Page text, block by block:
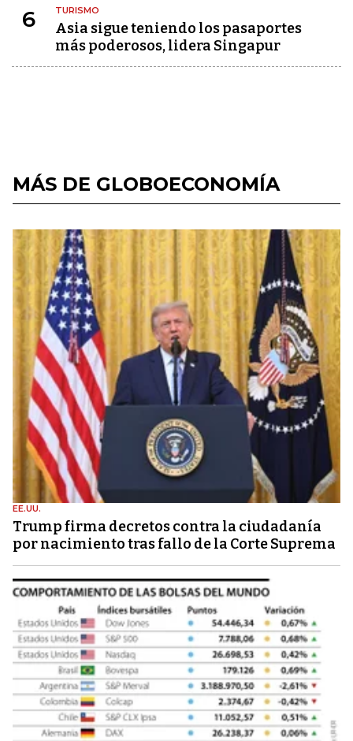
6 TURISMO
Asia sigue teniendo los pasaportes
más poderosos, lidera Singapur
MÁS DE GLOBOECONOMÍA
EE.UU.
Trump firma decretos contra la ciudadanía
por nacimiento tras fallo de la Corte Suprema